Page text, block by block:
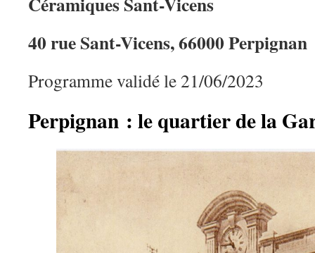
40 rue Sant-Vicens, 66000 Perpignan
Programme validé le 21/06/2023
Perpignan : le quartier de la